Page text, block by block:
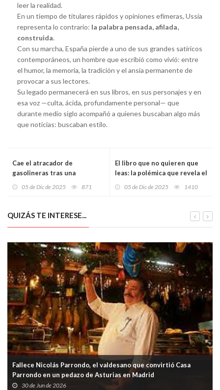
leer la realidad.
En un tiempo de titulares rápidos y opiniones efímeras, Ussía
representa lo contrario: la palabra pensada, afilada,
construida.
Con su marcha, España pierde a uno de sus grandes satíricos
contemporáneos, un hombre que escribió como vivió: entre
el humor, la memoria, la tradición y el ansia permanente de
provocar a sus lectores.
Su legado permanecerá en sus libros, en sus personajes y en
esa voz —culta, ácida, profundamente personal— que
durante medio siglo acompañó a quienes buscaban algo más
que noticias: buscaban estilo.
Cae el atracador de
gasolineras tras una
05 de Dic de 2025 871
El libro que no quieren que
leas: la polémica que revela el
05 de Dic de 2025 1410
QUIZÁS TE INTERESE...
Fallece Nicolás Parrondo, el valdesano que convirtió Casa
Parrondo en un pedazo de Asturias en Madrid
30 de Jun de 2026